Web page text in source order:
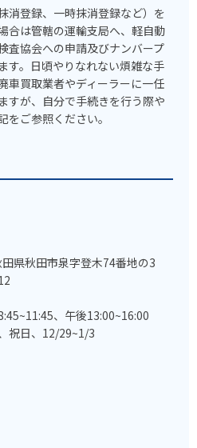
消登録、一時抹消登録など）を
合は管轄の運輸支局へ、軽自動
査協会への申請及びナンバープ
す。日頃やりなれない煩雑な手
車買取業者やディーラーに一任
すが、自分で手続きを行う際や
をご参照ください。
県秋田市泉字登木74番地の3
、午後13:00~16:00
祝日、12/29~1/3